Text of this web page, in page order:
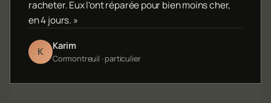
racheter. Eux l'ont réparée pour bien moins cher,
en 4 jours. »
K Karim
Cormontreuil · particulier